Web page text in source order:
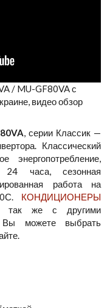
/ MU-GF80VA с
видео обзор
, серии Классик —
Классический
энергопотребление,
часа, сезонная
работа на
КОНДИЦИОНЕРЫ
так же с другими
Вы можете выбрать